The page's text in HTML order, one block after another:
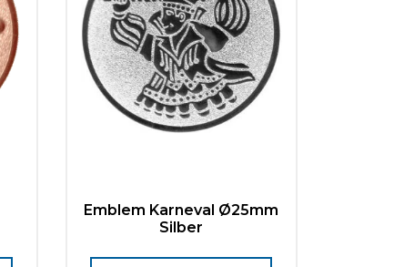
Emblem Karneval Ø25mm
Silber